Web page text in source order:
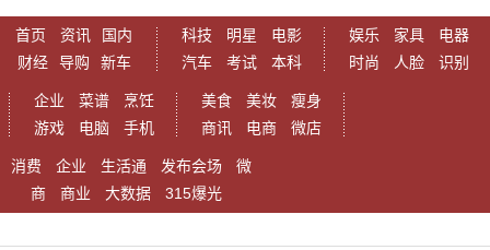
首页 资讯
国内
财经
导购 新车
科技 明星
电影
汽车
考试 本科
娱乐 家具
电器
时尚
人脸 识别
企业 菜谱
烹饪
游戏
电脑 手机
美食 美妆
瘦身
商讯
电商 微店
消费 企业 生活通 发布会场
微
商
商业 大数据 315爆光